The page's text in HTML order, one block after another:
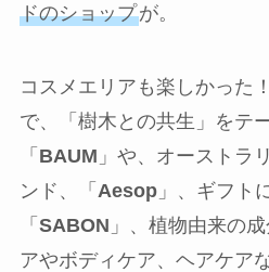
ドのショップが。
コスメエリアも楽しかった
で、「樹木との共生」をテ
「 BAUM 」や、オーストラ
ンド、「 Aesop」、ギフト
「 SABON 」、植物由来の
アやボディケア、ヘアケア